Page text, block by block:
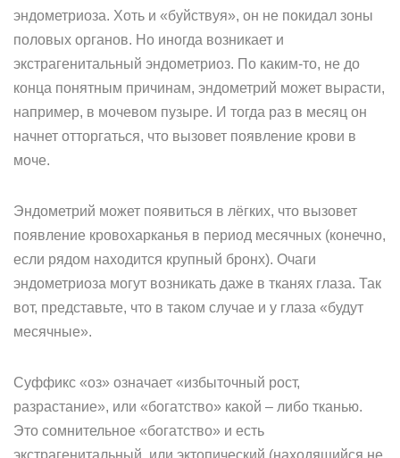
эндометриоза. Хоть и «буйствуя», он не покидал зоны
половых органов. Но иногда возникает и
экстрагенитальный эндометриоз. По каким-то, не до
конца понятным причинам, эндометрий может вырасти,
например, в мочевом пузыре. И тогда раз в месяц он
начнет отторгаться, что вызовет появление крови в
моче.
Эндометрий может появиться в лёгких, что вызовет
появление кровохарканья в период месячных (конечно,
если рядом находится крупный бронх). Очаги
эндометриоза могут возникать даже в тканях глаза. Так
вот, представьте, что в таком случае и у глаза «будут
месячные».
Суффикс «оз» означает «избыточный рост,
разрастание», или «богатство» какой – либо тканью.
Это сомнительное «богатство» и есть
экстрагенитальный, или эктопический (находящийся не